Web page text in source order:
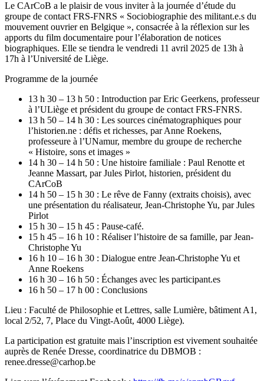
Le CArCoB a le plaisir de vous inviter à la journée d’étude du
groupe de contact FRS-FNRS « Sociobiographie des militant.e.s du
mouvement ouvrier en Belgique », consacrée à la réflexion sur les
apports du film documentaire pour l’élaboration de notices
biographiques. Elle se tiendra le vendredi 11 avril 2025 de 13h à
17h à l’Université de Liège.
Programme de la journée
13 h 30 – 13 h 50 : Introduction par Eric Geerkens, professeur
à l’ULiège et président du groupe de contact FRS-FNRS.
13 h 50 – 14 h 30 : Les sources cinématographiques pour
l’historien.ne : défis et richesses, par Anne Roekens,
professeure à l’UNamur, membre du groupe de recherche
« Histoire, sons et images »
14 h 30 – 14 h 50 : Une histoire familiale : Paul Renotte et
Jeanne Massart, par Jules Pirlot, historien, président du
CArCoB
14 h 50 – 15 h 30 : Le rêve de Fanny (extraits choisis), avec
une présentation du réalisateur, Jean-Christophe Yu, par Jules
Pirlot
15 h 30 – 15 h 45 : Pause-café.
15 h 45 – 16 h 10 : Réaliser l’histoire de sa famille, par Jean-
Christophe Yu
16 h 10 – 16 h 30 : Dialogue entre Jean-Christophe Yu et
Anne Roekens
16 h 30 – 16 h 50 : Échanges avec les participant.es
16 h 50 – 17 h 00 : Conclusions
Lieu : Faculté de Philosophie et Lettres, salle Lumière, bâtiment A1,
local 2/52, 7, Place du Vingt-Août, 4000 Liège).
La participation est gratuite mais l’inscription est vivement souhaitée
auprès de Renée Dresse, coordinatrice du DBMOB :
renee.dresse@carhop.be